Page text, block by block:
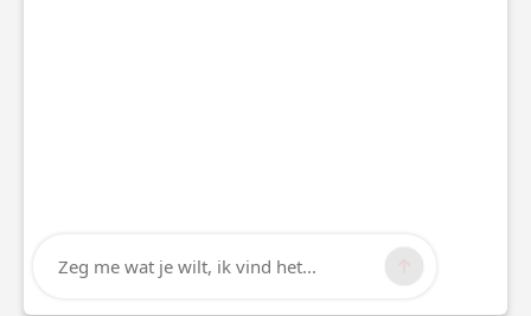
Zeg me wat je wilt, ik vind het...